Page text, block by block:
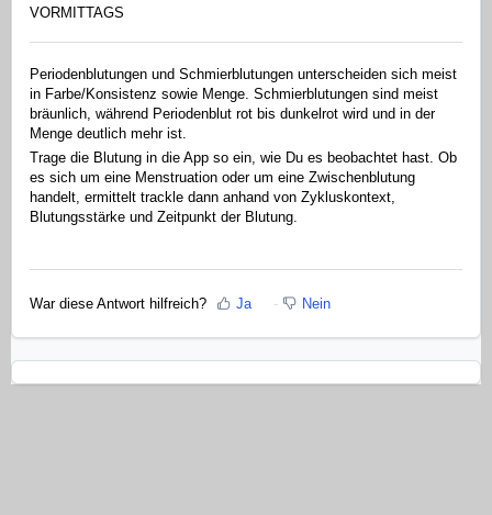
VORMITTAGS
Periodenblutungen und Schmierblutungen unterscheiden sich meist
in Farbe/Konsistenz sowie Menge. Schmierblutungen sind meist
bräunlich, während Periodenblut rot bis dunkelrot wird und in der
Menge deutlich mehr ist.
Trage die Blutung in die App so ein, wie Du es beobachtet hast. Ob
es sich um eine Menstruation oder um eine Zwischenblutung
handelt, ermittelt trackle dann anhand von Zykluskontext,
Blutungsstärke und Zeitpunkt der Blutung.
War diese Antwort hilfreich? Ja Nein